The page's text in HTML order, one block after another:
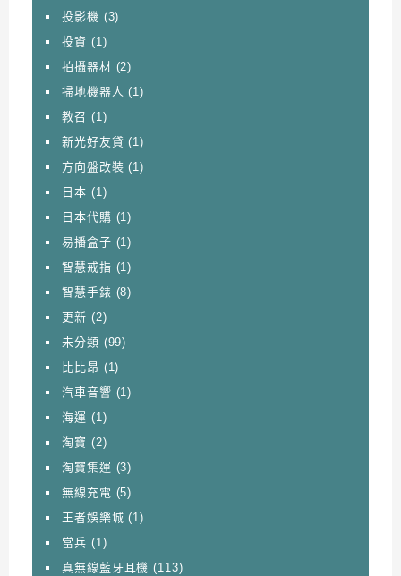
投影機 (3)
投資 (1)
拍攝器材 (2)
掃地機器人 (1)
教召 (1)
新光好友貸 (1)
方向盤改裝 (1)
日本 (1)
日本代購 (1)
易播盒子 (1)
智慧戒指 (1)
智慧手錶 (8)
更新 (2)
未分類 (99)
比比昂 (1)
汽車音響 (1)
海運 (1)
淘寶 (2)
淘寶集運 (3)
無線充電 (5)
王者娛樂城 (1)
當兵 (1)
真無線藍牙耳機 (113)